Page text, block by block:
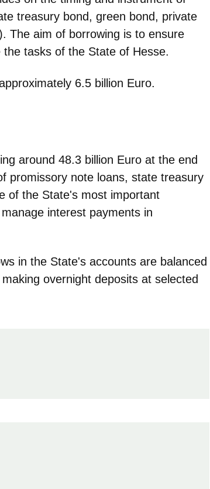
treasury bond, green bond, private
The aim of borrowing is to ensure
tasks of the State of Hesse.
6.5 billion Euro.
around 48.3 billion Euro at the end
promissory note loans, state treasury
of the State's most important
interest payments in
in the State's accounts are balanced
overnight deposits at selected